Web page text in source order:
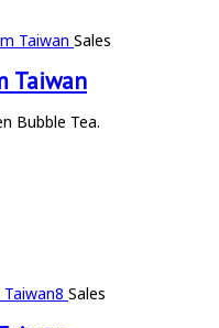
Sales
Taiwan
Bubble Tea.
Sales